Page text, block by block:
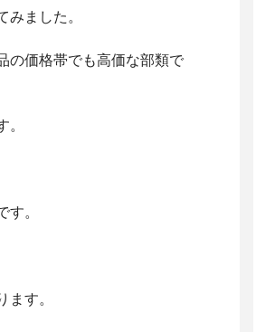
ました。
の価格帯でも高価な部類で
。
す。